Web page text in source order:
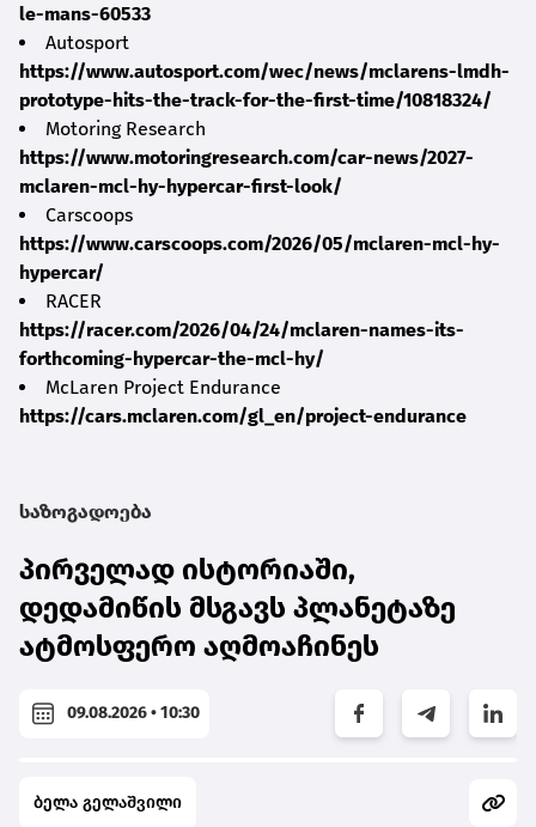
le-mans-60533
Autosport
https://www.autosport.com/wec/news/mclarens-lmdh-
prototype-hits-the-track-for-the-first-time/10818324/
Motoring Research
https://www.motoringresearch.com/car-news/2027-
mclaren-mcl-hy-hypercar-first-look/
Carscoops
https://www.carscoops.com/2026/05/mclaren-mcl-hy-
hypercar/
RACER
https://racer.com/2026/04/24/mclaren-names-its-
forthcoming-hypercar-the-mcl-hy/
McLaren Project Endurance
https://cars.mclaren.com/gl_en/project-endurance
საზოგადოება
პირველად ისტორიაში,
დედამიწის მსგავს პლანეტაზე
ატმოსფერო აღმოაჩინეს
09.08.2026 • 10:30
ბელა გელაშვილი